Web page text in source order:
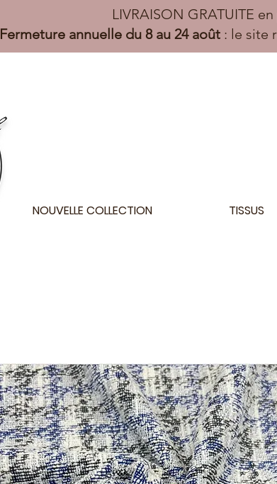
LIVRAISON GRATUITE
Fermeture annuelle du 8 au 24 août: le site
NOUVELLE COLLECTION TISSUS